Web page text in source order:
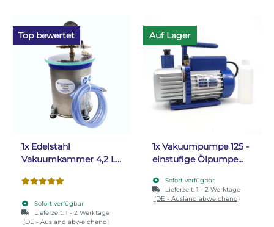
Top bewertet
1x Edelstahl
Vakuumkammer 4,2 L
gehärtetem Glas
Sofort verfügbar
Lieferzeit: 1 - 2 Werktage
(DE - Ausland abweichend)
Auf Lager
1xVakuumpumpe 125 -
einstufige Ölpumpe
Sofort verfügbar
Lieferzeit: 1 - 2 Werktage
(DE - Ausland abweichend)